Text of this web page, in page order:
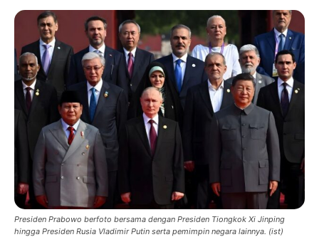
Presiden Prabowo berfoto bersama dengan Presiden Tiongkok Xi Jinping
hingga Presiden Rusia Vladimir Putin serta pemimpin negara lainnya. (ist)